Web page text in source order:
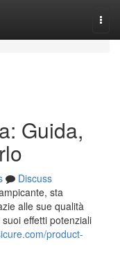
Guida,
Discuss
sta
alle sue qualità
effetti potenziali
product-